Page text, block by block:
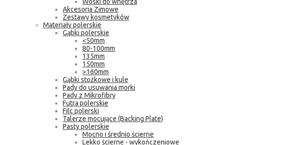
Akcesoria Zimowe
Zestawy kosmetyków
Materiały polerskie
Gąbki polerskie
<50mm
80-100mm
135mm
150mm
>160mm
Gąbki stożkowe i kule
Pady do usuwania morki
Pady z Mikrofibry
Futra polerskie
Filc polerski
Talerze mocujące (Backing Plate)
Pasty polerskie
Mocno i średnio ścierne
Lekko ścierne - wykończeniowe